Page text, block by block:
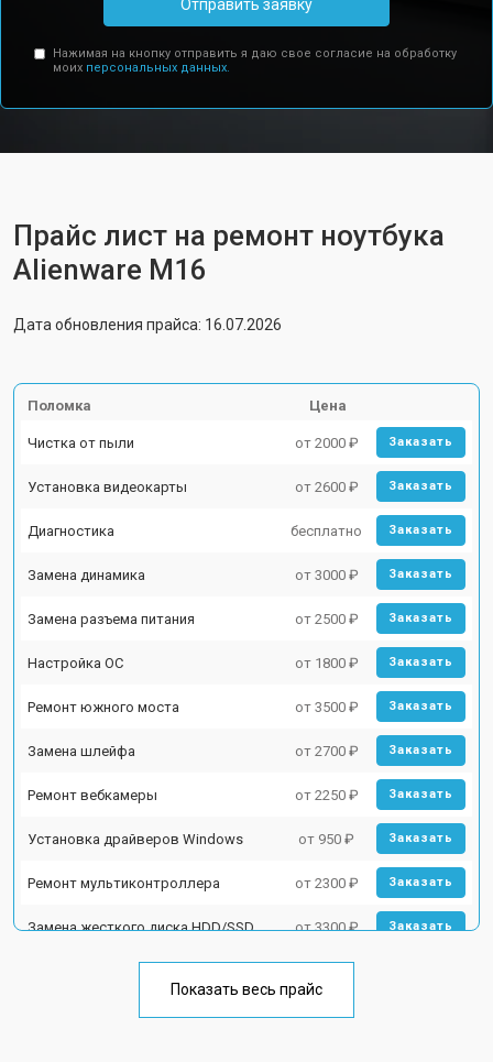
Отправить заявку
Нажимая на кнопку отправить я даю свое согласие на обработку
моих персональных данных.
Прайс лист на ремонт ноутбука
Alienware M16
Дата обновления прайса: 16.07.2026
Поломка Цена
Чистка от пыли от 2000 ₽ Заказать
Установка видеокарты от 2600 ₽ Заказать
Диагностика бесплатно Заказать
Замена динамика от 3000 ₽ Заказать
Замена разъема питания от 2500 ₽ Заказать
Настройка ОС от 1800 ₽ Заказать
Ремонт южного моста от 3500 ₽ Заказать
Замена шлейфа от 2700 ₽ Заказать
Ремонт вебкамеры от 2250 ₽ Заказать
Установка драйверов Windows от 950 ₽ Заказать
Ремонт мультиконтроллера от 2300 ₽ Заказать
Замена жесткого диска HDD/SSD от 3300 ₽ Заказать
от 1500 ₽
Показать весь прайс